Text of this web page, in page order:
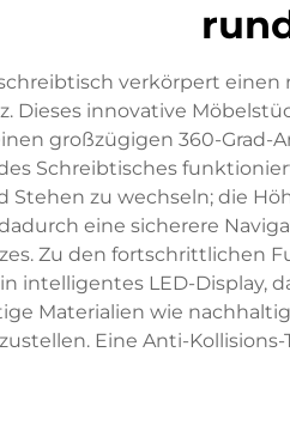
verkörpert
Dieses innovative
großzügigen 360-Grad-
Schreibtisches
Stehen zu wechseln; die
eine sicherere
Zu den fortschrittlichen
intelligentes LED-Display,
Materialien wie
Eine Anti-